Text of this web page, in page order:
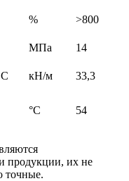
% >800
МПа
14
кН/м
33,3
°С 54
продукции, их не
точные.